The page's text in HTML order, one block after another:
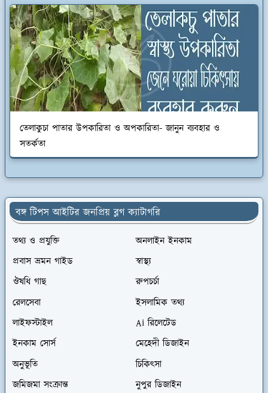
তেলাকুচা পাতার উপকারিতা ও অপকারিতা- জানুন ব্যবহার ও
সতর্কতা
বঙ্গ টিপস আইটির জনপ্রিয় ব্লগ ক্যাটাগরি
তথ্য ও প্রযুক্তি
অনলাইন ইনকাম
প্রবাস ভ্রমন গাইড
স্বাস্থ্য
ঔষধি গাছ
রুপচর্চা
রেলসেবা
ইসলামিক তথ্য
লাইফস্টাইল
Ai রিলেটেড
ইনকাম সোর্স
মেহেদী ডিজাইন
অনুভূতি
চিকিৎসা
জমিজমা সংক্রান্ত
নুপুর ডিজাইন